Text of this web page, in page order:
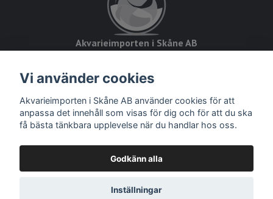
Akvarieimporten i Skåne AB
28234 Tyringe
Org.nr: 559093-8832
© 2026 Akvarieimporten
Vi använder cookies
Akvarieimporten i Skåne AB använder cookies för att
anpassa det innehåll som visas för dig och för att du ska
få bästa tänkbara upplevelse när du handlar hos oss.
Godkänn alla
Inställningar